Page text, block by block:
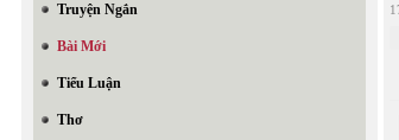
Truyện Ngắn
Bài Mới
Tiểu Luận
Thơ